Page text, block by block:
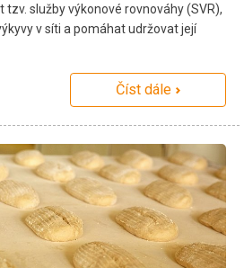
služby výkonové rovnováhy (SVR),
v síti a pomáhat udržovat její
Číst dále